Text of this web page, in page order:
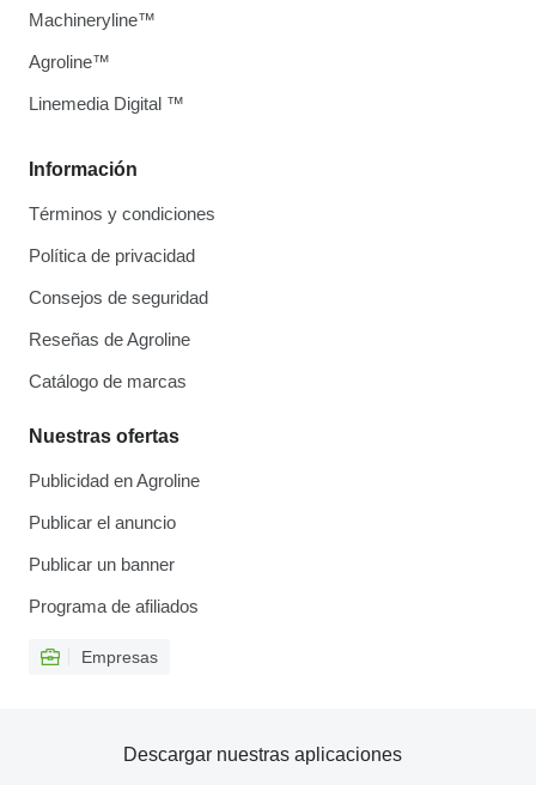
Información
Términos y condiciones
Política de privacidad
Consejos de seguridad
Reseñas de Agroline
Catálogo de marcas
Nuestras ofertas
Publicidad en Agroline
Publicar el anuncio
Publicar un banner
Programa de afiliados
Empresas
Machineryline™
Agroline™
Linemedia Digital ™
Descargar nuestras aplicaciones